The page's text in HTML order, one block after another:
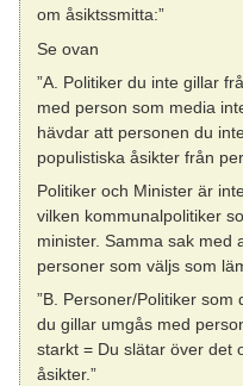
om åsiktssmitta:”
Se ovan
”A. Politiker du inte gillar
med person som media
hävdar att personen du
populistiska åsikter från
Politiker och Minister är
vilken kommunalpolitiker
minister. Samma sak med
personer som väljs som
”B. Personer/Politiker
du gillar umgås med
starkt = Du slätar över det
åsikter.”